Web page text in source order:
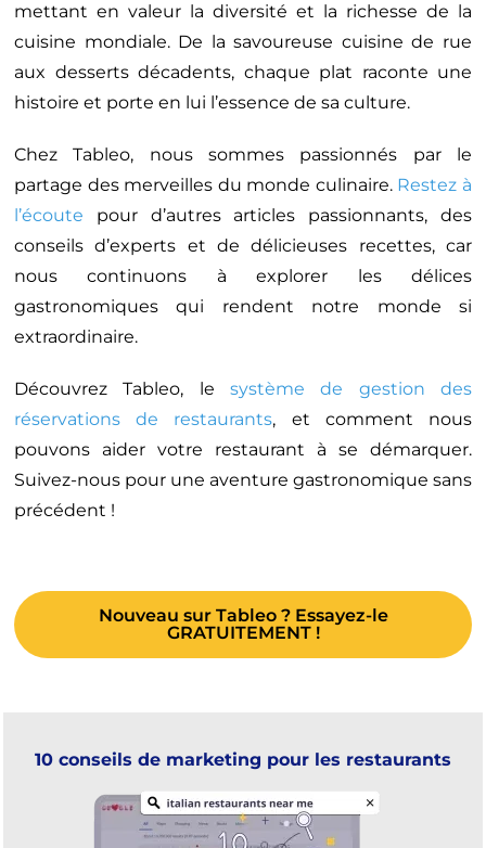
mettant en valeur la diversité et la richesse de la
cuisine mondiale. De la savoureuse cuisine de rue
aux desserts décadents, chaque plat raconte une
histoire et porte en lui l’essence de sa culture.
Chez Tableo, nous sommes passionnés par le
partage des merveilles du monde culinaire. Restez à
l’écoute pour d’autres articles passionnants, des
conseils d’experts et de délicieuses recettes, car
nous continuons à explorer les délices
gastronomiques qui rendent notre monde si
extraordinaire.
Découvrez Tableo, le système de gestion des
réservations de restaurants, et comment nous
pouvons aider votre restaurant à se démarquer.
Suivez-nous pour une aventure gastronomique sans
précédent !
Nouveau sur Tableo ? Essayez-le
GRATUITEMENT !
10 conseils de marketing pour les restaurants